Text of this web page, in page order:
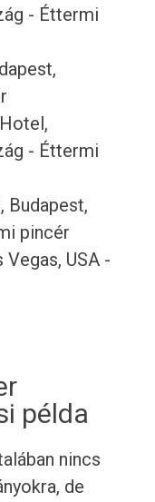
- Éttermi
- Éttermi
Budapest,
pincér
Vegas, USA -
példa
nincs
de